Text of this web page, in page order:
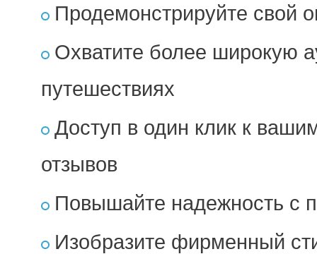
Продемонстрируйте свой
Охватите более широкую
путешествиях
Доступ в один клик к
отзывов
Повышайте надежность с
Изобразите фирменный